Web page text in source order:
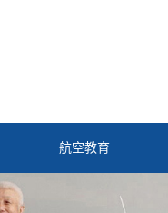
航空教育